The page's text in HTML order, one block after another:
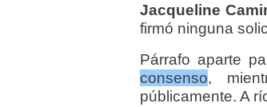
Jacqueline
firmó ninguna
Párrafo aparte
consenso,
públicamente. A